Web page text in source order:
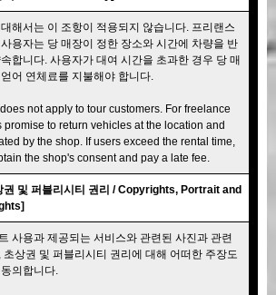
해서는 이 조항이 적용되지 않습니다. 프리랜스
용자는 당 매장이 정한 장소와 시간에 차량을 반
합니다. 사용자가 대여 시간을 초과한 경우 당 매
어 연체료를 지불해야 합니다.
not apply to tour customers. For freelance
promise to return vehicles at the location and
by the shop. If users exceed the rental time,
the shop's consent and pay a late fee.
권 및 퍼블리시티 권리 / Copyrights, Portrait and
사용과 제공되는 서비스와 관련된 사진과 관련
초상권 및 퍼블리시티 권리에 대해 어떠한 주장도
의합니다.